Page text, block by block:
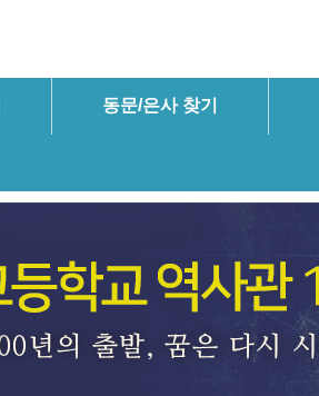
동문/은사 찾기